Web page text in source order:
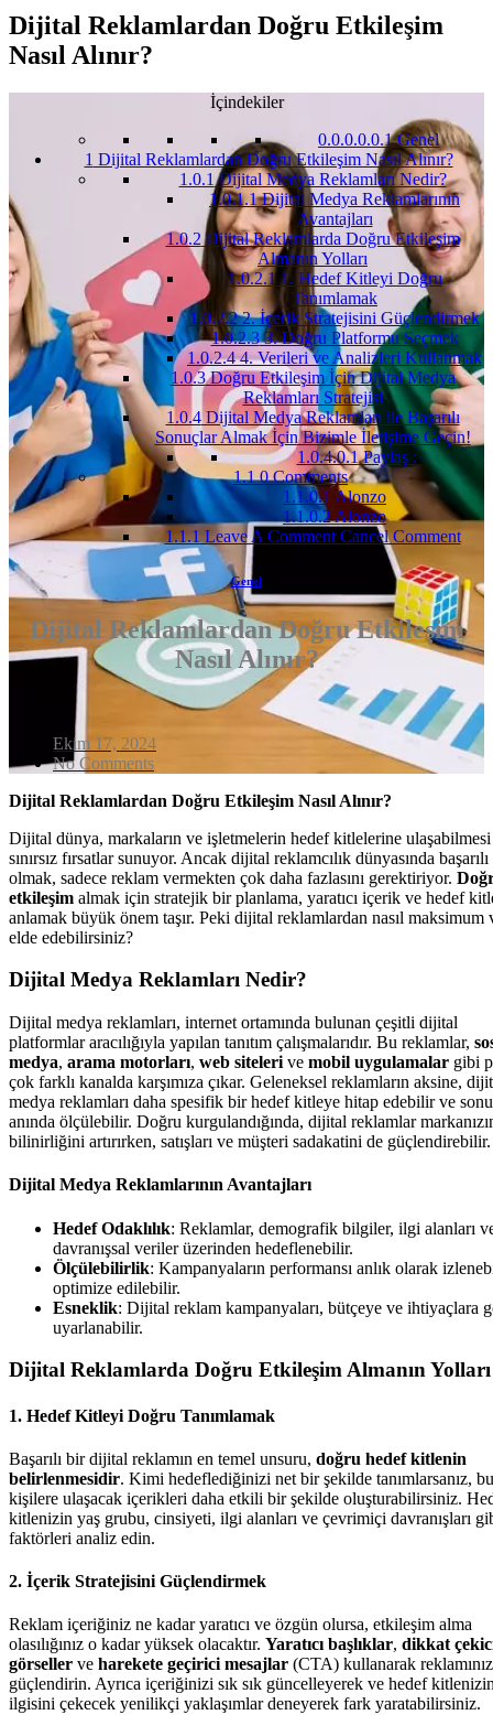
Dijital Reklamlardan Doğru Etkileşim
Nasıl Alınır?
İçindekiler
0.0.0.0.0.1Genel
1 Dijital Reklamlardan Doğru Etkileşim Nasıl Alınır?
1.0.1 Dijital Medya Reklamları Nedir?
1.0.1.1Dijital Medya Reklamlarının
Avantajları
1.0.2Dijital Reklamlarda Doğru Etkileşim
Almanın Yolları
1.0.2.1 1. Hedef Kitleyi Doğru
Tanımlamak
1.0.2.22. İçerik Stratejisini Güçlendirmek
1.0.2.33. Doğru Platformu Seçmek
1.0.2.44. Verileri ve Analizleri Kullanmak
1.0.3Doğru Etkileşim İçin Dijital Medya
Reklamları Stratejisi
1.0.4Dijital Medya Reklamları ile Başarılı
Sonuçlar Almak İçin Bizimle İletişime Geçin!
1.0.4.0.1Paylaş :
1.10 Comments
1.1.0.1 Alonzo
1.1.0.2Alonzo
1.1.1 Leave A Comment Cancel Comment
Genel
Dijital Reklamlardan Doğru Etkileşim
Nasıl Alınır?
Ekim 17, 2024
No Comments
Dijital Reklamlardan Doğru Etkileşim Nasıl Alınır?
Dijital dünya, markaların ve işletmelerin hedef kitlelerine
sınırsız fırsatlar sunuyor. Ancak dijital reklamcılık dünyasında başarılı
olmak, sadece reklam vermekten çok daha fazlasını gerektiriyor.
etkileşim almak için stratejik bir planlama, yaratıcı içerik ve hedef
anlamak büyük önem taşır. Peki dijital reklamlardan nasıl maksimum
elde edebilirsiniz?
Dijital Medya Reklamları Nedir?
Dijital medya reklamları, internet ortamında bulunan çeşitli dijital
platformlar aracılığıyla yapılan tanıtım çalışmalarıdır. Bu reklamlar,
medya, arama motorları, web siteleri ve mobil uygulamalar gibi
çok farklı kanalda karşımıza çıkar. Geleneksel reklamların aksine,
medya reklamları daha spesifik bir hedef kitleye hitap edebilir ve
anında ölçülebilir. Doğru kurgulandığında, dijital reklamlar
bilinirliğini artırırken, satışları ve müşteri sadakatini de güçlendirebilir.
Dijital Medya Reklamlarının Avantajları
Hedef Odaklılık: Reklamlar, demografik bilgiler, ilgi alanları
davranışsal veriler üzerinden hedeflenebilir.
Ölçülebilirlik: Kampanyaların performansı anlık olarak
optimize edilebilir.
Esneklik: Dijital reklam kampanyaları, bütçeye ve ihtiyaçlara
uyarlanabilir.
Dijital Reklamlarda Doğru Etkileşim Almanın Yolları
1. Hedef Kitleyi Doğru Tanımlamak
Başarılı bir dijital reklamın en temel unsuru, doğru hedef kitlenin
belirlenmesidir. Kimi hedeflediğinizi net bir şekilde tanımlarsanız, bu
kişilere ulaşacak içerikleri daha etkili bir şekilde oluşturabilirsiniz.
kitlenizin yaş grubu, cinsiyeti, ilgi alanları ve çevrimiçi davranışları
faktörleri analiz edin.
2. İçerik Stratejisini Güçlendirmek
Reklam içeriğiniz ne kadar yaratıcı ve özgün olursa, etkileşim alma
olasılığınız o kadar yüksek olacaktır. Yaratıcı başlıklar, dikkat
görseller ve harekete geçirici mesajlar (CTA) kullanarak
güçlendirin. Ayrıca içeriğinizi sık sık güncelleyerek ve hedef
ilgisini çekecek yenilikçi yaklaşımlar deneyerek fark yaratabilirsiniz.